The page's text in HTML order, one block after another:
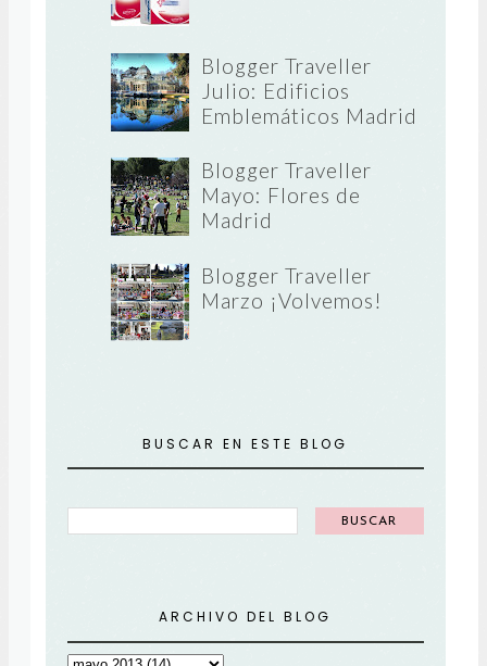
Blogger Traveller
Julio: Edificios
Emblemáticos Madrid
Blogger Traveller
Mayo: Flores de
Madrid
Blogger Traveller
Marzo ¡Volvemos!
BUSCAR EN ESTE BLOG
ARCHIVO DEL BLOG